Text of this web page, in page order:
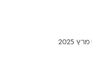
2025